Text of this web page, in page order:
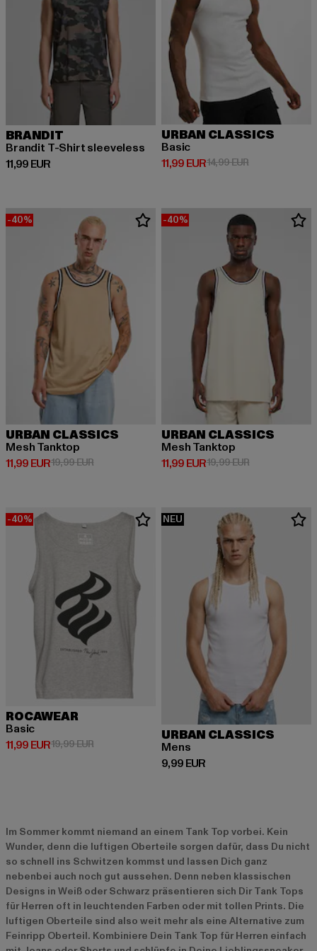
BRANDIT
Brandit T-Shirt sleeveless
11,99 EUR
Derzeitiger Preis: 11,99 EUR
URBAN CLASSICS
Basic
11,99 EUR
Derzeitiger Preis: 11,99 EUR
14,99 EURAktionspreis:
-40%
URBAN CLASSICS
Mesh Tanktop
11,99 EUR
Derzeitiger Preis: 11,99 EUR
19,99 EURAktionspreis: 19,99 EUR
-40%
URBAN CLASSICS
Mesh Tanktop
11,99 EUR
Derzeitiger Preis: 11,99 EUR
19,99 EURAktionspreis:
-40%
ROCAWEAR
Basic
11,99 EUR
Derzeitiger Preis: 11,99 EUR
19,99 EURAktionspreis: 19,99 EUR
NEU
URBAN CLASSICS
Mens
9,99 EUR
Derzeitiger Preis: 9,99 EUR
Im Sommer kommt niemand an einem Tank Top vorbei. Kein
Wunder, denn die luftigen Oberteile sorgen dafür, dass Du nicht
so schnell ins Schwitzen kommst und lassen Dich ganz
nebenbei auch noch gut aussehen. Denn neben klassischen
Designs in Weiß oder Schwarz präsentieren sich Dir Tank Tops
für Herren oft in leuchtenden Farben oder mit tollen Prints. Die
luftigen Oberteile sind also weit mehr als eine Alternative zum
Feinripp Oberteil. Kombiniere Dein Tank Top für Herren einfach